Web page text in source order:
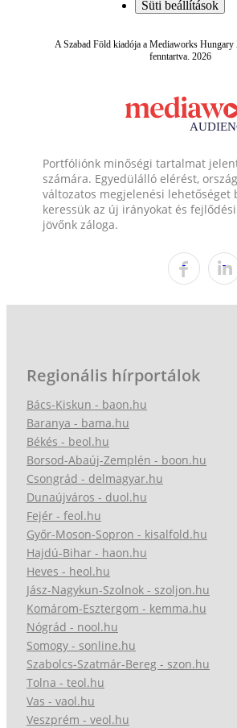
Süti beállítások
A Szabad Föld kiadója a Mediaworks
fenntartva. 2026
Portfóliónk minőségi tartalmat
számára. Egyedülálló elérést,
változatos megjelenési lehetőséget
keressük az új irányokat és
jövőnk záloga.
Regionális hírportálok
Bács-Kiskun - baon.hu
Baranya - bama.hu
Békés - beol.hu
Borsod-Abaúj-Zemplén - boon.hu
Csongrád - delmagyar.hu
Dunaújváros - duol.hu
Fejér - feol.hu
Győr-Moson-Sopron - kisalfold.hu
Hajdú-Bihar - haon.hu
Heves - heol.hu
Jász-Nagykun-Szolnok - szoljon.hu
Komárom-Esztergom - kemma.hu
Nógrád - nool.hu
Somogy - sonline.hu
Szabolcs-Szatmár-Bereg - szon.hu
Tolna - teol.hu
Vas - vaol.hu
Veszprém - veol.hu